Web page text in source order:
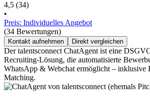
4,5 (34)
•
Preis: Individuelles Angebot
(34 Bewertungen)
Kontakt aufnehmen Direkt vergleichen
Der talentsconnect ChatAgent ist eine
Recruiting-Lösung, die automatisierte
WhatsApp & Webchat ermöglicht – inklusive
Matching.